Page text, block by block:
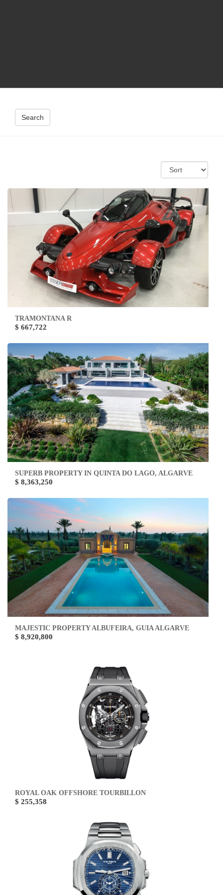
Search
TRAMONTANA R
$ 667,722
SUPERB PROPERTY IN QUINTA DO LAGO, ALGARVE
$ 8,363,250
MAJESTIC PROPERTY ALBUFEIRA, GUIA ALGARVE
$ 8,920,800
ROYAL OAK OFFSHORE TOURBILLON
$ 255,358